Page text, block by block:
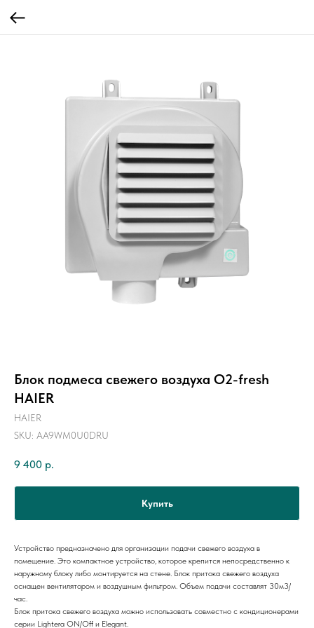
Блок подмеса свежего воздуха O2-fresh
HAIER
HAIER
SKU: AA9WM0U0DRU
9 400 р.
Купить
Устройство предназначено для организации подачи свежего воздуха в
помещение. Это компактное устройство, которое крепится непосредственно к
наружному блоку либо монтируется на стене. Блок притока свежего воздуха
оснащен вентилятором и воздушным фильтром. Объем подачи составлят 30м3/
час.
Блок притока свежего воздуха можно использовать совместно с кондиционерами
серии Lightera ON/Off и Elegant.